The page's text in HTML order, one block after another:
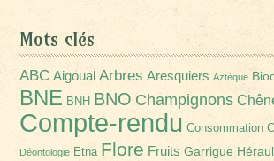
Mots clés
ABC Aigoual Arbres Aresquiers Aztèque
BNE BNH BNO Champignons
Compte-rendu Consommation
Déontologie Etna Flore Fruits Garrigue